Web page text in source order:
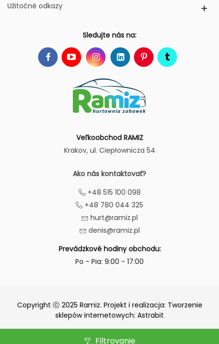
Filtrovanie
Užitočné odkazy
Sledujte nás na:
Veľkoobchod RAMIZ
Krakov, ul. Ciepłownicza 54
Ako nás kontaktovať?
+48 515 100 098
+48 780 044 325
hurt@ramiz.pl
denis@ramiz.pl
Prevádzkové hodiny obchodu:
Po - Pia: 9:00 - 17:00
Copyright ⓒ 2025 Ramiz. Projekt i realizacja: Tworzenie
sklepów internetowych: Astrabit